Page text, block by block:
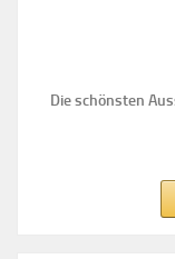
Die schönsten